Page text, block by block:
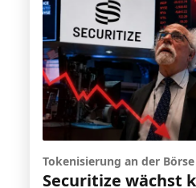
Tokenisierung an der Börse
Securitize wächst